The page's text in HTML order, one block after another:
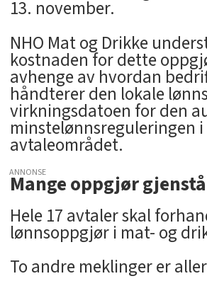
13. november.
NHO Mat og Drikke
kostnaden for dette
avhenge av hvordan
håndterer den lokale
virkningsdatoen for den
minstelønnsreguleringen i
avtaleområdet.
ANNONSE
Mange oppgjør
Hele 17 avtaler skal
lønnsoppgjør i mat- og
To andre meklinger er